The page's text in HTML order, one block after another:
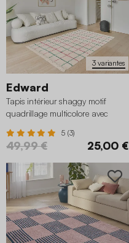
3 variantes
Edward
Tapis intérieur shaggy motif
quadrillage multicolore avec
5 (3)
49,99 € 25,00 €